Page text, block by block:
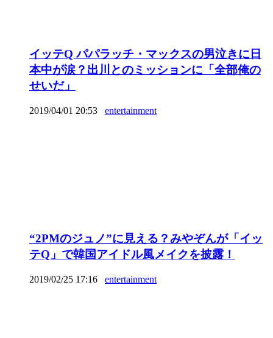
イッテQ パパラッチ・マックスの男泣きに日
本中が涙？出川とのミッションに「全部俺の
せいだ」
2019/04/01 20:53 entertainment
“2PMのジュノ”に見える？みやぞんが「イッ
テQ」で韓国アイドル風メイクを披露！
2019/02/25 17:16 entertainment